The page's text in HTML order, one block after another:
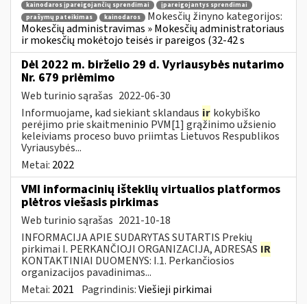
kainodaros įpareigojančių sprendimai
įpareigojantys sprendimai
prašymų pateikimas
kainodaros
Mokesčių žinyno kategorijos:
Mokesčių administravimas » Mokesčių administratoriaus
ir mokesčių mokėtojo teisės ir pareigos (32-42 s
Dėl 2022 m. birželio 29 d. Vyriausybės nutarimo
Nr. 679 priėmimo
Web turinio sąrašas 2022-06-30
Informuojame, kad siekiant sklandaus ir kokybiško
perėjimo prie skaitmeninio PVM[1] grąžinimo užsienio
keleiviams proceso buvo priimtas Lietuvos Respublikos
Vyriausybės...
Metai: 2022
VMI informacinių išteklių virtualios platformos
plėtros viešasis pirkimas
Web turinio sąrašas 2021-10-18
INFORMACIJA APIE SUDARYTAS SUTARTIS Prekių
pirkimai I. PERKANČIOJI ORGANIZACIJA, ADRESAS IR
KONTAKTINIAI DUOMENYS: I.1. Perkančiosios
organizacijos pavadinimas...
Metai: 2021 Pagrindinis:Viešieji pirkimai